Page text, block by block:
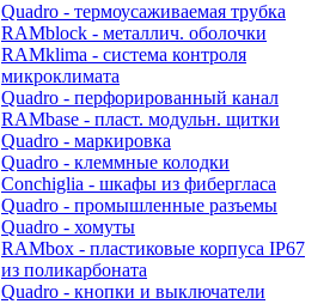
Quadro - термоусаживаемая трубка
RAMblock - металлич. оболочки
RAMklima - система контроля
микроклимата
Quadro - перфорированный канал
RAMbase - пласт. модульн. щитки
Quadro - маркировка
Quadro - клеммные колодки
Conchiglia - шкафы из фибергласа
Quadro - промышленные разъемы
Quadro - хомуты
RAMbox - пластиковые корпуса IP67
из поликарбоната
Quadro - кнопки и выключатели